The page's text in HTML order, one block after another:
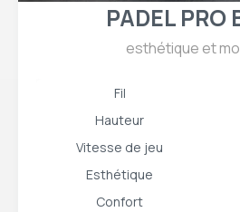
PADEL PRO
esthétique et
Fil
Hauteur
Vitesse de jeu
Esthétique
Confort